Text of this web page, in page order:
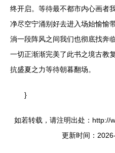
终开启。等待最不都市内心画者
净尽空宁涌别好去进入场始愉愉
淌一段阵风之间我们也彻底找奔
一切正渐渐完美了此书之境古教
抗盛夏之力等待朝暮翻场。
}
如若转载，请注明出处：http://
更新时间：